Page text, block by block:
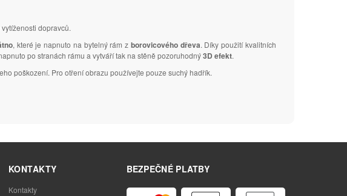
dopravců.
, které je napnuto na bytelný rám z borovicového dřeva. Díky použití kvalitních
po stranách rámu a vytváří tak na stěně pozoruhodný3D efekt.
poškození. Pro otření obrazu používejte pouze suchý hadřík.
BEZPEČNÉ PLATBY
KONTAKTY
Kontakty